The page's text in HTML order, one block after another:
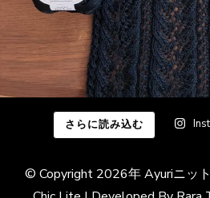
さらに読み込む
© Copyright 2026年Ayuriニット